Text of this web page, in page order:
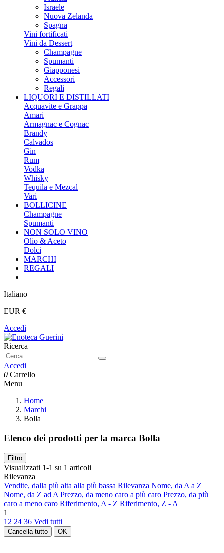
Israele
Nuova Zelanda
Spagna
Vini fortificati
Vini da Dessert
Champagne
Spumanti
Giapponesi
Accessori
Regali
LIQUORI E DISTILLATI
Acquavite e Grappa
Amari
Armagnac e Cognac
Brandy
Calvados
Gin
Rum
Vodka
Whisky
Tequila e Mezcal
Vari
BOLLICINE
Champagne
Spumanti
NON SOLO VINO
Olio & Aceto
Dolci
MARCHI
REGALI
Italiano
EUR €
Accedi
Ricerca
Accedi
0 Carrello
Menu
Home
Marchi
Bolla
Elenco dei prodotti per la marca Bolla
Filtro
Visualizzati 1-1 su 1 articoli
Rilevanza
Vendite, dalla più alta alla più bassa Rilevanza Nome, da A a Z
Nome, da Z ad APrezzo, da meno caro a più caro Prezzo, da più
caro a meno caro Riferimento, A - Z Riferimento, Z - A
1
12 24 36 Vedi tutti
Cancella tutto OK